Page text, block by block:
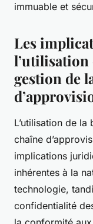
immuable et
Les
l’utilisation
gestion de
L’utilisation de
chaîne
implications
inhérentes à la
technologie,
confidentialité